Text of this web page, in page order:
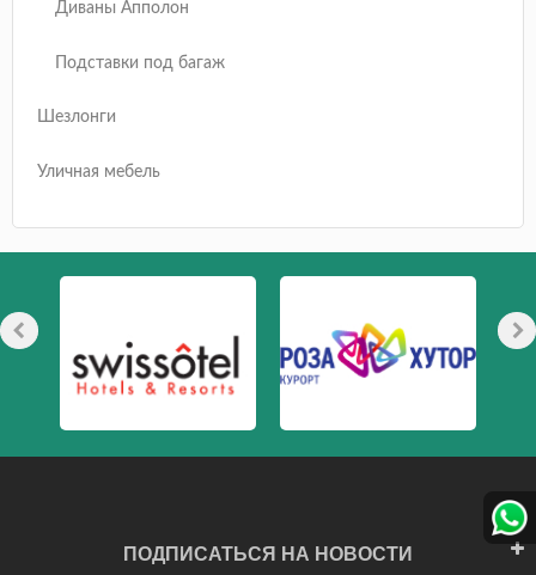
Диваны Апполон
Подставки под багаж
Шезлонги
Уличная мебель
ПОДПИСАТЬСЯ НА НОВОСТИ